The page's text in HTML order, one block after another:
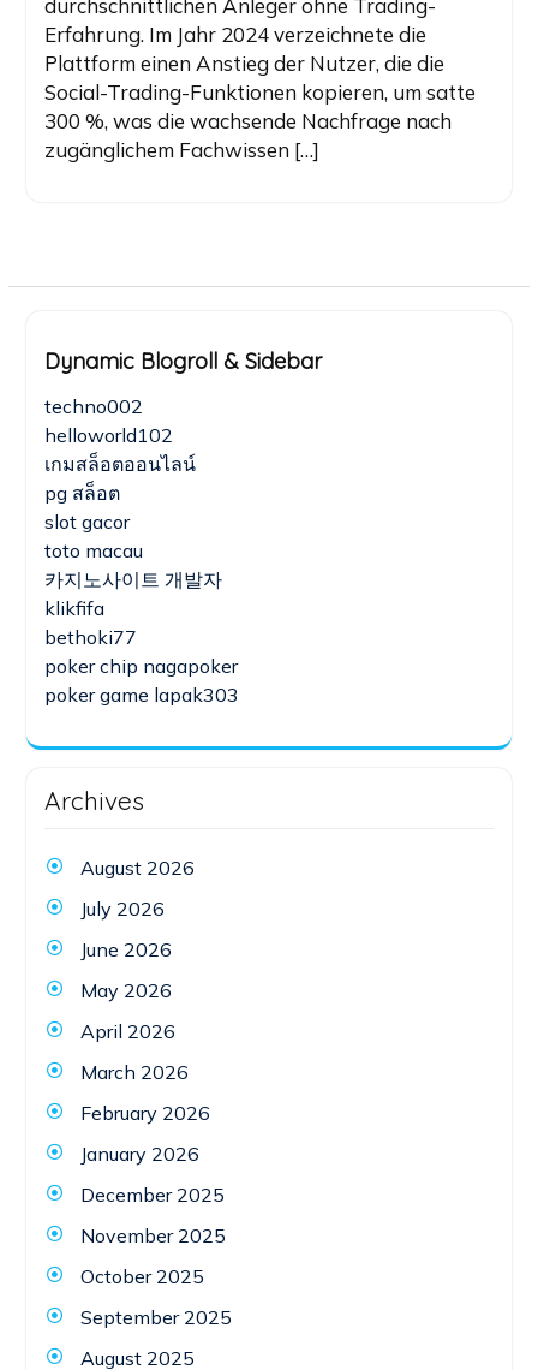
durchschnittlichen Anleger ohne Trading-
Erfahrung. Im Jahr 2024 verzeichnete die
Plattform einen Anstieg der Nutzer, die die
Social-Trading-Funktionen kopieren, um satte
300 %, was die wachsende Nachfrage nach
zugänglichem Fachwissen […]
Dynamic Blogroll & Sidebar
techno002
helloworld102
เกมสล็อตออนไลน์
pg สล็อต
slot gacor
toto macau
카지노사이트 개발자
klikfifa
bethoki77
poker chip nagapoker
poker game lapak303
Archives
August 2026
July 2026
June 2026
May 2026
April 2026
March 2026
February 2026
January 2026
December 2025
November 2025
October 2025
September 2025
August 2025